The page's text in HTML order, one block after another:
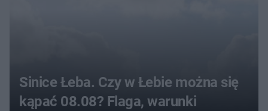
Sinice Łeba. Czy w Łebie można się
kąpać 08.08? Flaga, warunki